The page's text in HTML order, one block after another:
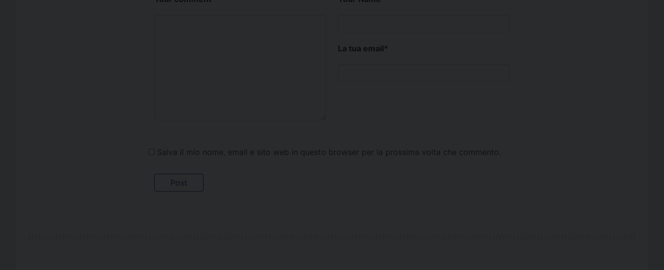
La tua email*
Salva il mio nome, email e sito web in questo browser per la prossima volta che commento.